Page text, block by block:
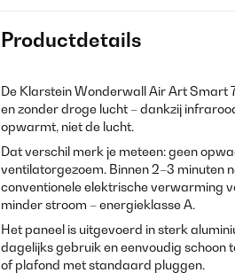
Productdetails
De Klarstein Wonderwall Air Art
en zonder droge lucht – dankzij
opwarmt, niet de lucht.
Dat verschil merk je meteen: geen
ventilatorgezoem. Binnen 2–3 minuten
conventionele elektrische verwarming
minder stroom – energieklasse A.
Het paneel is uitgevoerd in sterk
dagelijks gebruik en eenvoudig schoon
of plafond met standaard pluggen.